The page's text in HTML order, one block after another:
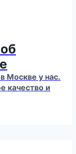
Москве у нас.
качество и